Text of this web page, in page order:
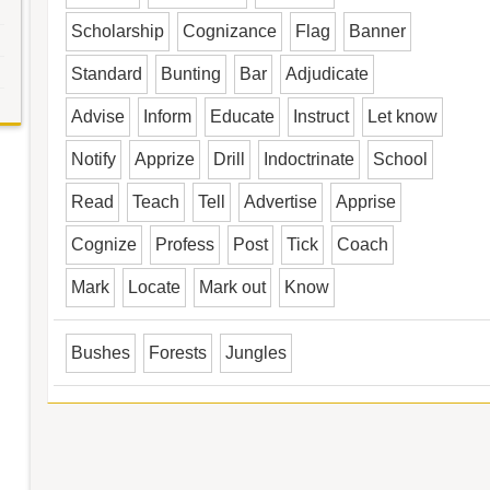
Scholarship Cognizance Flag Banner
Standard Bunting Bar Adjudicate
Advise Inform Educate Instruct Let know
Notify Apprize Drill Indoctrinate School
Read Teach Tell Advertise Apprise
Cognize Profess Post Tick Coach
Mark Locate Mark out Know
Bushes Forests Jungles